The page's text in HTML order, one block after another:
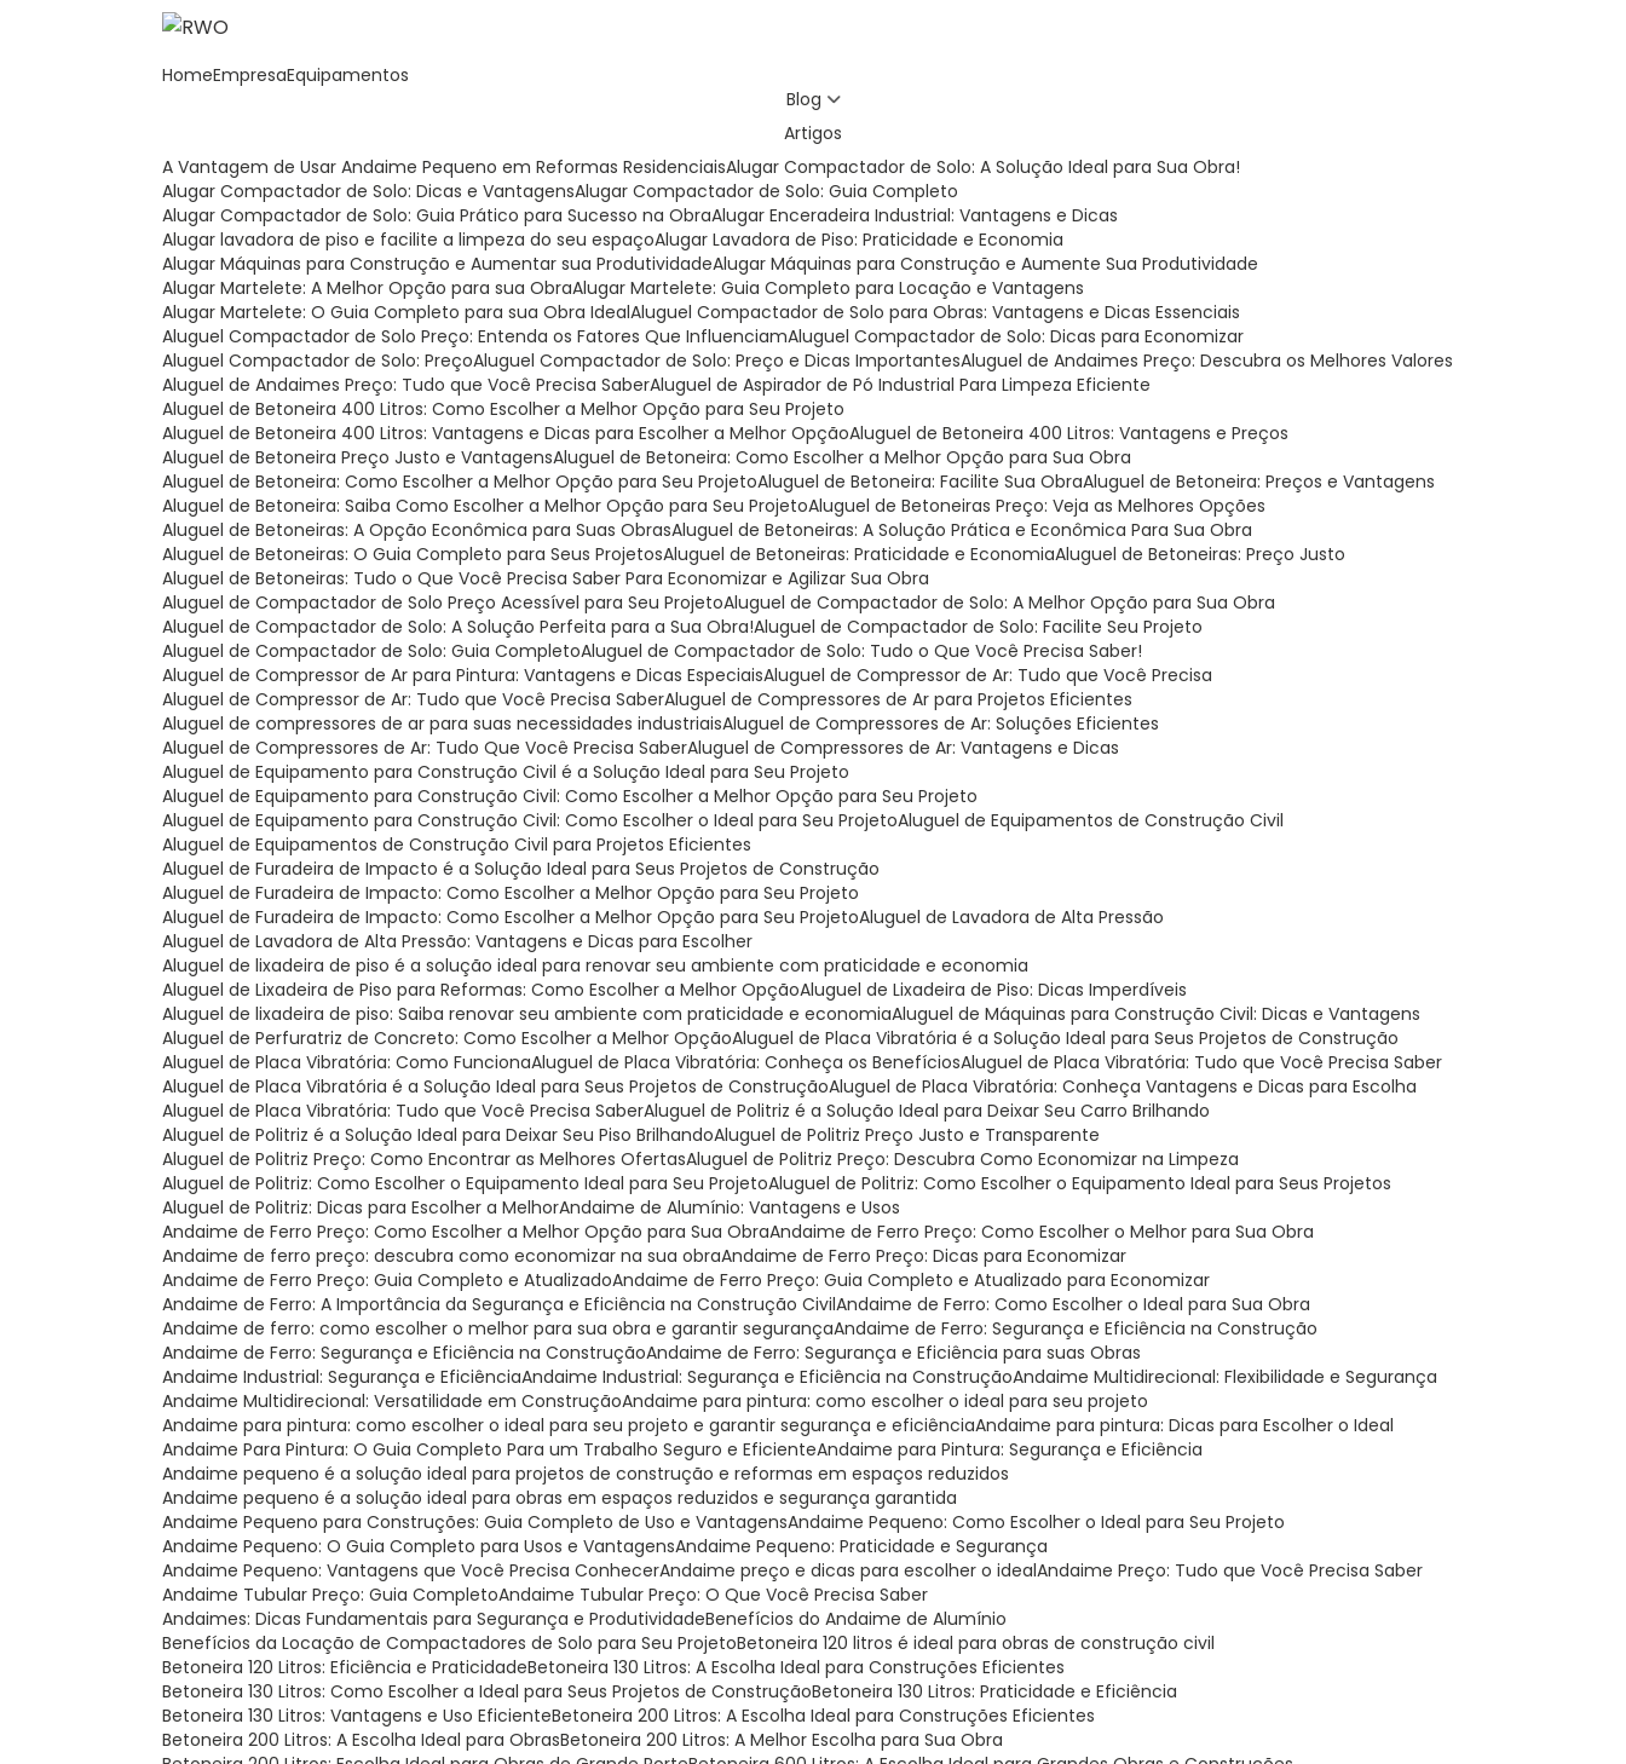
Home Empresa Equipamentos
Blog
Artigos
A Vantagem de Usar Andaime Pequeno em Reformas Residenciais Alugar Compactador de Solo: A Solução Ideal para Sua Obra!
Alugar Compactador de Solo: Dicas e Vantagens Alugar Compactador de Solo: Guia Completo
Alugar Compactador de Solo: Guia Prático para Sucesso na Obra Alugar Enceradeira Industrial: Vantagens e Dicas
Alugar lavadora de piso e facilite a limpeza do seu espaço Alugar Lavadora de Piso: Praticidade e Economia
Alugar Máquinas para Construção e Aumentar sua Produtividade Alugar Máquinas para Construção e Aumente Sua Produtividade
Alugar Martelete: A Melhor Opção para sua Obra Alugar Martelete: Guia Completo para Locação e Vantagens
Alugar Martelete: O Guia Completo para sua Obra Ideal Aluguel Compactador de Solo para Obras: Vantagens e Dicas Essenciais
Aluguel Compactador de Solo Preço: Entenda os Fatores Que Influenciam Aluguel Compactador de Solo: Dicas para Economizar
Aluguel Compactador de Solo: Preço Aluguel Compactador de Solo: Preço e Dicas Importantes Aluguel de Andaimes Preço: Descubra os Melhores Valores
Aluguel de Andaimes Preço: Tudo que Você Precisa Saber Aluguel de Aspirador de Pó Industrial Para Limpeza Eficiente
Aluguel de Betoneira 400 Litros: Como Escolher a Melhor Opção para Seu Projeto
Aluguel de Betoneira 400 Litros: Vantagens e Dicas para Escolher a Melhor Opção Aluguel de Betoneira 400 Litros: Vantagens e Preços
Aluguel de Betoneira Preço Justo e Vantagens Aluguel de Betoneira: Como Escolher a Melhor Opção para Sua Obra
Aluguel de Betoneira: Como Escolher a Melhor Opção para Seu Projeto Aluguel de Betoneira: Facilite Sua Obra Aluguel de Betoneira: Preços e Vantagens
Aluguel de Betoneira: Saiba Como Escolher a Melhor Opção para Seu Projeto Aluguel de Betoneiras Preço: Veja as Melhores Opções
Aluguel de Betoneiras: A Opção Econômica para Suas Obras Aluguel de Betoneiras: A Solução Prática e Econômica Para Sua Obra
Aluguel de Betoneiras: O Guia Completo para Seus Projetos Aluguel de Betoneiras: Praticidade e Economia Aluguel de Betoneiras: Preço Justo
Aluguel de Betoneiras: Tudo o Que Você Precisa Saber Para Economizar e Agilizar Sua Obra
Aluguel de Compactador de Solo Preço Acessível para Seu Projeto Aluguel de Compactador de Solo: A Melhor Opção para Sua Obra
Aluguel de Compactador de Solo: A Solução Perfeita para a Sua Obra! Aluguel de Compactador de Solo: Facilite Seu Projeto
Aluguel de Compactador de Solo: Guia Completo Aluguel de Compactador de Solo: Tudo o Que Você Precisa Saber!
Aluguel de Compressor de Ar para Pintura: Vantagens e Dicas Especiais Aluguel de Compressor de Ar: Tudo que Você Precisa
Aluguel de Compressor de Ar: Tudo que Você Precisa Saber Aluguel de Compressores de Ar para Projetos Eficientes
Aluguel de compressores de ar para suas necessidades industriais Aluguel de Compressores de Ar: Soluções Eficientes
Aluguel de Compressores de Ar: Tudo Que Você Precisa Saber Aluguel de Compressores de Ar: Vantagens e Dicas
Aluguel de Equipamento para Construção Civil é a Solução Ideal para Seu Projeto
Aluguel de Equipamento para Construção Civil: Como Escolher a Melhor Opção para Seu Projeto
Aluguel de Equipamento para Construção Civil: Como Escolher o Ideal para Seu Projeto Aluguel de Equipamentos de Construção Civil
Aluguel de Equipamentos de Construção Civil para Projetos Eficientes
Aluguel de Furadeira de Impacto é a Solução Ideal para Seus Projetos de Construção
Aluguel de Furadeira de Impacto: Como Escolher a Melhor Opção para Seu Projeto
Aluguel de Furadeira de Impacto: Como Escolher a Melhor Opção para Seu Projeto Aluguel de Lavadora de Alta Pressão
Aluguel de Lavadora de Alta Pressão: Vantagens e Dicas para Escolher
Aluguel de lixadeira de piso é a solução ideal para renovar seu ambiente com praticidade e economia
Aluguel de Lixadeira de Piso para Reformas: Como Escolher a Melhor Opção Aluguel de Lixadeira de Piso: Dicas Imperdíveis
Aluguel de lixadeira de piso: Saiba renovar seu ambiente com praticidade e economia Aluguel de Máquinas para Construção Civil: Dicas e Vantagens
Aluguel de Perfuratriz de Concreto: Como Escolher a Melhor Opção Aluguel de Placa Vibratória é a Solução Ideal para Seus Projetos de Construção
Aluguel de Placa Vibratória: Como Funciona Aluguel de Placa Vibratória: Conheça os Benefícios Aluguel de Placa Vibratória: Tudo que Você Precisa Saber
Aluguel de Placa Vibratória é a Solução Ideal para Seus Projetos de Construção Aluguel de Placa Vibratória: Conheça Vantagens e Dicas para Escolha
Aluguel de Placa Vibratória: Tudo que Você Precisa Saber Aluguel de Politriz é a Solução Ideal para Deixar Seu Carro Brilhando
Aluguel de Politriz é a Solução Ideal para Deixar Seu Piso Brilhando Aluguel de Politriz Preço Justo e Transparente
Aluguel de Politriz Preço: Como Encontrar as Melhores Ofertas Aluguel de Politriz Preço: Descubra Como Economizar na Limpeza
Aluguel de Politriz: Como Escolher o Equipamento Ideal para Seu Projeto Aluguel de Politriz: Como Escolher o Equipamento Ideal para Seus Projetos
Aluguel de Politriz: Dicas para Escolher a Melhor Andaime de Alumínio: Vantagens e Usos
Andaime de Ferro Preço: Como Escolher a Melhor Opção para Sua Obra Andaime de Ferro Preço: Como Escolher o Melhor para Sua Obra
Andaime de ferro preço: descubra como economizar na sua obra Andaime de Ferro Preço: Dicas para Economizar
Andaime de Ferro Preço: Guia Completo e Atualizado Andaime de Ferro Preço: Guia Completo e Atualizado para Economizar
Andaime de Ferro: A Importância da Segurança e Eficiência na Construção Civil Andaime de Ferro: Como Escolher o Ideal para Sua Obra
Andaime de ferro: como escolher o melhor para sua obra e garantir segurança Andaime de Ferro: Segurança e Eficiência na Construção
Andaime de Ferro: Segurança e Eficiência na Construção Andaime de Ferro: Segurança e Eficiência para suas Obras
Andaime Industrial: Segurança e Eficiência Andaime Industrial: Segurança e Eficiência na Construção Andaime Multidirecional: Flexibilidade e Segurança
Andaime Multidirecional: Versatilidade em Construção Andaime para pintura: como escolher o ideal para seu projeto
Andaime para pintura: como escolher o ideal para seu projeto e garantir segurança e eficiência Andaime para pintura: Dicas para Escolher o Ideal
Andaime Para Pintura: O Guia Completo Para um Trabalho Seguro e Eficiente Andaime para Pintura: Segurança e Eficiência
Andaime pequeno é a solução ideal para projetos de construção e reformas em espaços reduzidos
Andaime pequeno é a solução ideal para obras em espaços reduzidos e segurança garantida
Andaime Pequeno para Construções: Guia Completo de Uso e Vantagens Andaime Pequeno: Como Escolher o Ideal para Seu Projeto
Andaime Pequeno: O Guia Completo para Usos e Vantagens Andaime Pequeno: Praticidade e Segurança
Andaime Pequeno: Vantagens que Você Precisa Conhecer Andaime preço e dicas para escolher o ideal Andaime Preço: Tudo que Você Precisa Saber
Andaime Tubular Preço: Guia Completo Andaime Tubular Preço: O Que Você Precisa Saber
Andaimes: Dicas Fundamentais para Segurança e Produtividade Benefícios do Andaime de Alumínio
Benefícios da Locação de Compactadores de Solo para Seu Projeto Betoneira 120 litros é ideal para obras de construção civil
Betoneira 120 Litros: Eficiência e Praticidade Betoneira 130 Litros: A Escolha Ideal para Construções Eficientes
Betoneira 130 Litros: Como Escolher a Ideal para Seus Projetos de Construção Betoneira 130 Litros: Praticidade e Eficiência
Betoneira 130 Litros: Vantagens e Uso Eficiente Betoneira 200 Litros: A Escolha Ideal para Construções Eficientes
Betoneira 200 Litros: A Escolha Ideal para Obras Betoneira 200 Litros: A Melhor Escolha para Sua Obra